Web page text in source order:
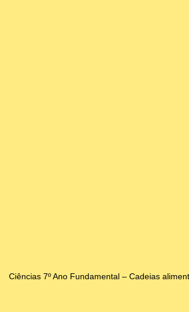
Ciências 7º Ano Fundamental – Cadeias